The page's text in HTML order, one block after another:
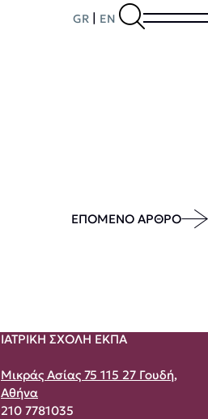
GR | EN
ΕΠΟΜΕΝΟ ΑΡΘΡΟ
ΙΑΤΡΙΚΗ ΣΧΟΛΗ ΕΚΠΑ
Μικράς Ασίας 75 115 27 Γουδή,
Αθήνα
210 7781035